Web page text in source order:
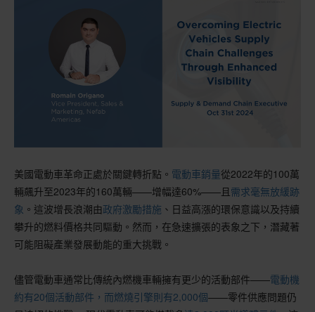
美國電動車革命正處於關鍵轉折點。 電動車銷量從2022年的100萬
輛飆升至2023年的160萬輛——增幅達60%——且 需求毫無放緩跡
象 。這波增長浪潮由政府激勵措施 、日益高漲的環保意識以及持續
攀升的燃料價格共同驅動。然而，在急速擴張的表象之下，潛藏著
可能阻礙產業發展動能的重大挑戰。
儘管電動車通常比傳統內燃機車輛擁有更少的活動部件——電動機
約有20個活動部件，而燃燒引擎則有2,000個——零件供應問題仍